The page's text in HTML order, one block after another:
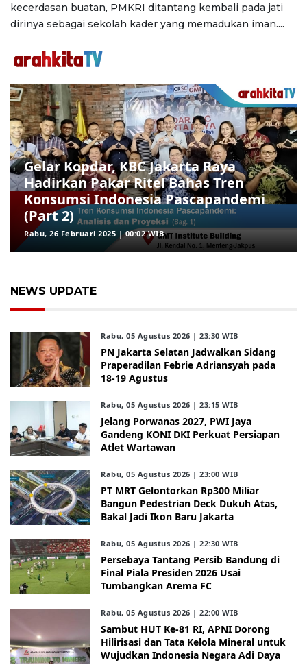
kecerdasan buatan, PMKRI ditantang kembali pada jati
dirinya sebagai sekolah kader yang memadukan iman....
Gelar Kopdar, KBC Jakarta Raya
Hadirkan Pakar Ritel Bahas Tren
Konsumsi Indonesia Pascapandemi
(Part 2)
Rabu, 26 Februari 2025 | 00:02 WIB
NEWS UPDATE
Rabu, 05 Agustus 2026 | 23:30 WIB
PN Jakarta Selatan Jadwalkan Sidang
Praperadilan Febrie Adriansyah pada
18-19 Agustus
Rabu, 05 Agustus 2026 | 23:15 WIB
Jelang Porwanas 2027, PWI Jaya
Gandeng KONI DKI Perkuat Persiapan
Atlet Wartawan
Rabu, 05 Agustus 2026 | 23:00 WIB
PT MRT Gelontorkan Rp300 Miliar
Bangun Pedestrian Deck Dukuh Atas,
Bakal Jadi Ikon Baru Jakarta
Rabu, 05 Agustus 2026 | 22:30 WIB
Persebaya Tantang Persib Bandung di
Final Piala Presiden 2026 Usai
Tumbangkan Arema FC
Rabu, 05 Agustus 2026 | 22:00 WIB
Sambut HUT Ke-81 RI, APNI Dorong
Hilirisasi dan Tata Kelola Mineral untuk
Wujudkan Indonesia Negara Adi Daya